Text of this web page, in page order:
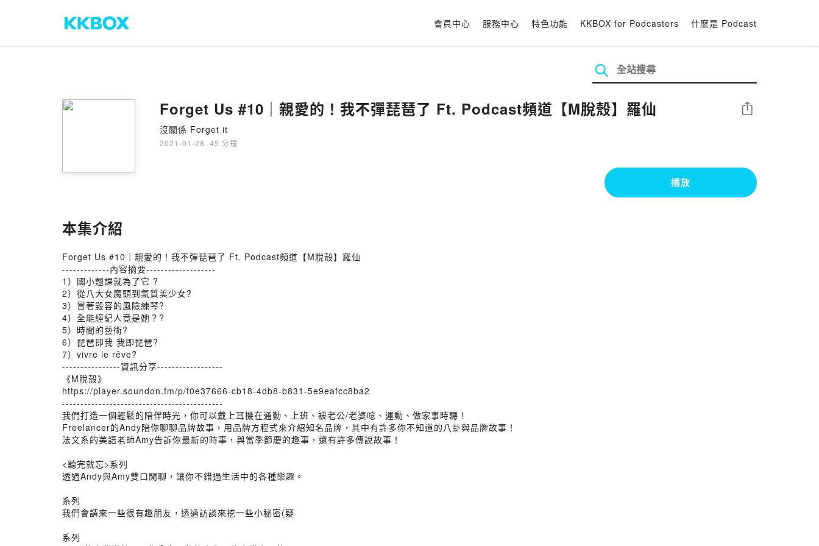
會員中心 服務中心 特色功能 KKBOX for Podcasters 什麼是 Podcast
Forget Us #10｜親愛的！我不彈琵琶了 Ft. Podcast頻道【M脫殼】羅仙
沒關係 Forget it
2021-01-28 · 45 分鐘
分享
播放
本集介紹
Forget Us #10｜親愛的！我不彈琵琶了 Ft. Podcast頻道【M脫殼】羅仙
-------------內容摘要-------------------
1）國小翹課就為了它 ?
2）從八大女魔頭到氣質美少女?
3）冒著毀容的風險練琴?
4）全能經紀人竟是她？?
5）時間的藝術?
6）琵琶即我 我即琵琶?
7）vivre le rêve?
----------------資訊分享------------------
《M脫殼》
https://player.soundon.fm/p/f0e37666-cb18-4db8-b831-5e9eafcc8ba2
--------------------------------------------
我們打造一個輕鬆的陪伴時光，你可以戴上耳機在通勤、上班、被老公/老婆唸、運動、做家事時聽！
Freelancer的Andy陪你聊聊品牌故事，用品牌方程式來介紹知名品牌，其中有許多你不知道的八卦與品牌故事！
法文系的美語老師Amy告訴你最新的時事，與當季節慶的趣事，還有許多傳說故事！
<聽完就忘>系列
透過Andy與Amy雙口閒聊，讓你不錯過生活中的各種樂趣。
系列
我們會請來一些很有趣朋友，透過訪談來挖一些小秘密(疑
系列